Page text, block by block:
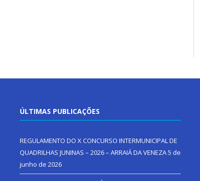
ÚLTIMAS PUBLICAÇÕES
REGULAMENTO DO X CONCURSO INTERMUNICIPAL DE
QUADRILHAS JUNINAS – 2026 – ARRAIÁ DA VENEZA5 de
junho de 2026